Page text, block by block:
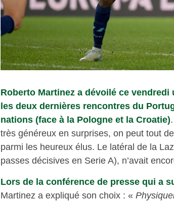
Roberto Martinez a dévoilé ce
les deux dernières rencontres du
nations (face à la Pologne et la Croatie)
très généreux en surprises, on peut tout
parmi les heureux élus. Le latéral de la
passes décisives en Serie A), n’avait
Lors de la conférence de presse qui a
Martinez a expliqué son choix : «